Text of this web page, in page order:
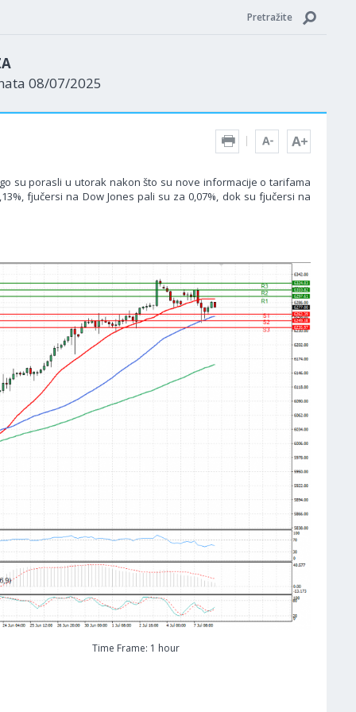
Pretražite
08/07/2025
su porasli u utorak nakon što su nove informacije o tarifama
fjučersi na Dow Jones pali su za 0,07%, dok su fjučersi na
Time Frame: 1 hour